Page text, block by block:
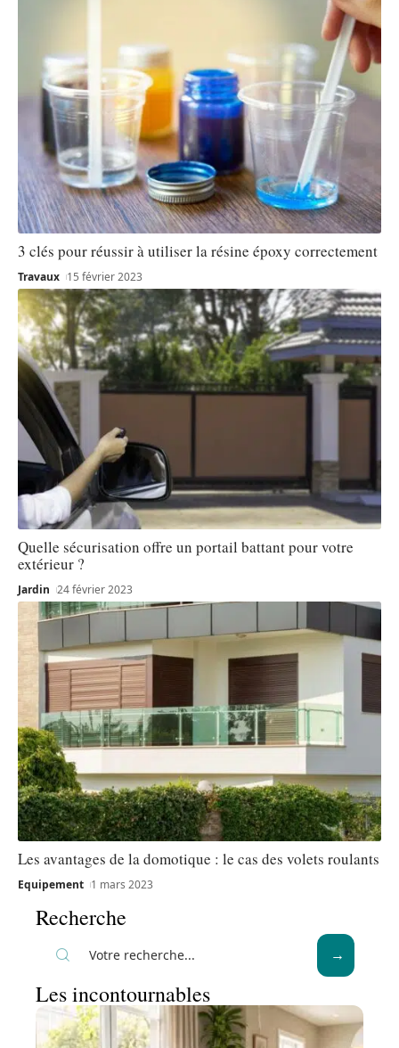
3 clés pour réussir à utiliser la résine époxy correctement
Travaux 15 février 2023
Quelle sécurisation offre un portail battant pour votre
extérieur ?
Jardin 24 février 2023
Les avantages de la domotique : le cas des volets roulants
Equipement 1 mars 2023
Recherche
Les incontournables